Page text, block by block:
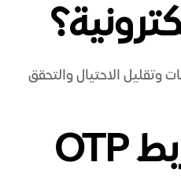
وتقليل الاحتيال والتحقق
هل يمكن ربط OTP